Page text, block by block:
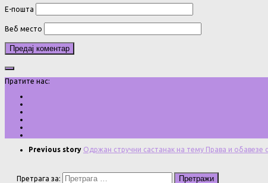
Е-пошта
Веб место
Пратите нас:
Previous story Одржан стручни састанак на тему Права и обавезе
Претрага за: